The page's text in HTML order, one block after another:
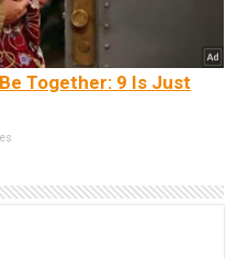
Together: 9 Is Just